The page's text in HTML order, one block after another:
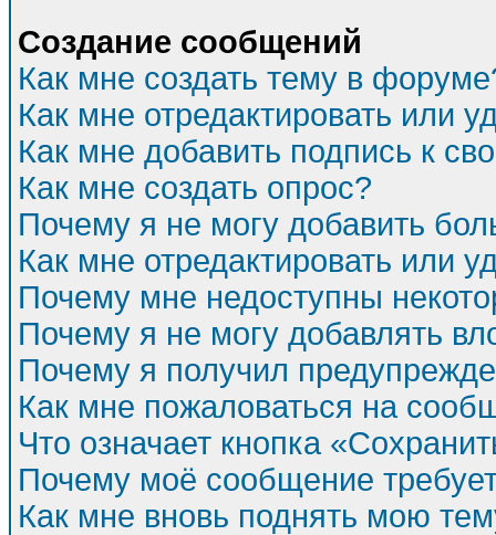
Создание сообщений
Как мне создать тему в
Как мне отредактировать или
Как мне добавить подпись к
Как мне создать опрос?
Почему я не могу добавить
Как мне отредактировать или
Почему мне недоступны
Почему я не могу добавлять
Почему я получил
Как мне пожаловаться на
Что означает кнопка
Почему моё сообщение
Как мне вновь поднять мою